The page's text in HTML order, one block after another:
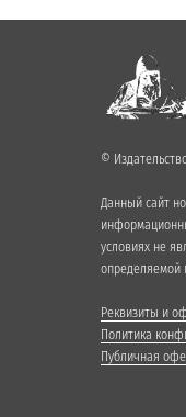
©
Данный сайт
условиях не
определяемой
Реквизиты и
Политика
Публичная